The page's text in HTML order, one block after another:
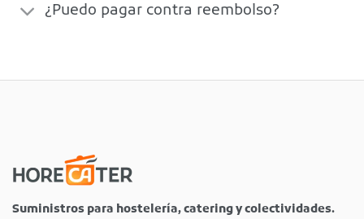
¿Puedo pagar contra reembolso?
Suministros para hostelería, catering y colectividades.